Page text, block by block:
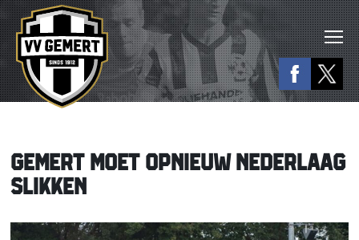
GEMERT MOET OPNIEUW NEDERLAAG
SLIKKEN